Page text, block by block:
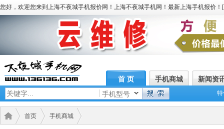
您好，欢迎您来到上海不夜城手机报价网！上海不夜城手机网！最新上海手机报价！[
首 页 手机商城
新闻资
手机型号
首页 手机商城